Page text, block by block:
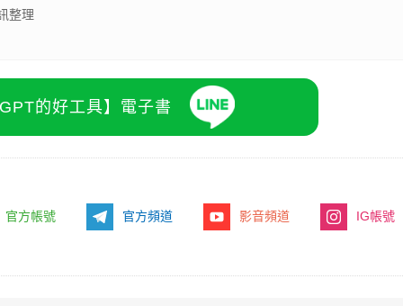
整理
的好工具】電子書
官方帳號 官方頻道 影音頻道 IG帳號